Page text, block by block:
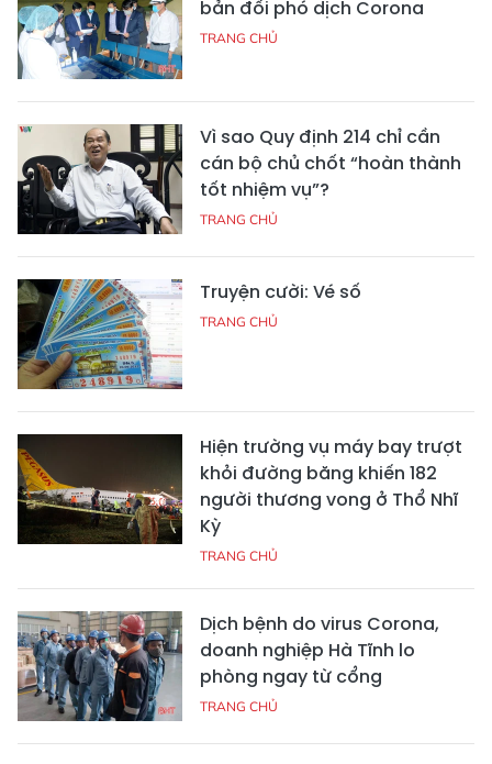
bản đối phó dịch Corona
TRANG CHỦ
Vì sao Quy định 214 chỉ cần
cán bộ chủ chốt “hoàn thành
tốt nhiệm vụ”?
TRANG CHỦ
Truyện cười: Vé số
TRANG CHỦ
Hiện trường vụ máy bay trượt
khỏi đường băng khiến 182
người thương vong ở Thổ Nhĩ
Kỳ
TRANG CHỦ
Dịch bệnh do virus Corona,
doanh nghiệp Hà Tĩnh lo
phòng ngay từ cổng
TRANG CHỦ